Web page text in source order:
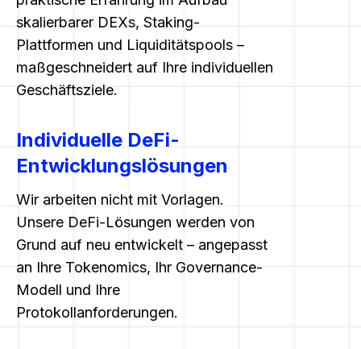
skalierbarer DEXs, Staking-
Plattformen und Liquiditätspools –
maßgeschneidert auf Ihre individuellen
Geschäftsziele.
Individuelle DeFi-
Entwicklungslösungen
Wir arbeiten nicht mit Vorlagen.
Unsere DeFi-Lösungen werden von
Grund auf neu entwickelt – angepasst
an Ihre Tokenomics, Ihr Governance-
Modell und Ihre
Protokollanforderungen.